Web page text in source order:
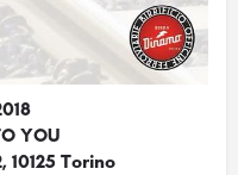
YOU
10125 Torino